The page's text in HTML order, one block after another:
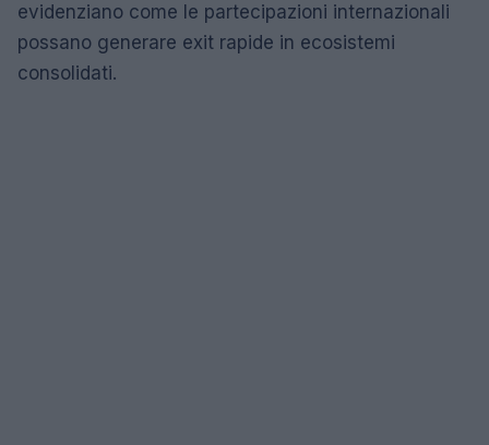
evidenziano come le partecipazioni internazionali
possano generare exit rapide in ecosistemi
consolidati.